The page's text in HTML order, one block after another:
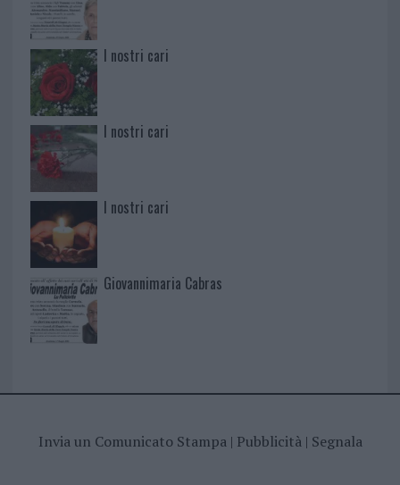
I nostri cari
I nostri cari
I nostri cari
Giovannimaria Cabras
Invia un Comunicato Stampa| Pubblicità| Segnala